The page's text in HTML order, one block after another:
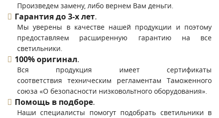
Произведем замену, либо вернем Вам деньги.
Гарантия до 3-х лет.
Мы уверены в качестве нашей продукции и поэтому
предоставляем расширенную гарантию на все
светильники.
100% оригинал.
Вся продукция имеет сертификаты
соответствия техническим регламентам Таможенного
союза «О безопасности низковольтного оборудования».
Помощь в подборе.
Наши специалисты помогут подобрать светильники в